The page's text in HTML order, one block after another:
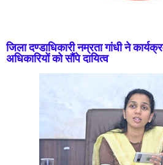
जिला दण्डाधिकारी नम्रता गांधी ने
अधिकारियों को सौंपे दायित्व